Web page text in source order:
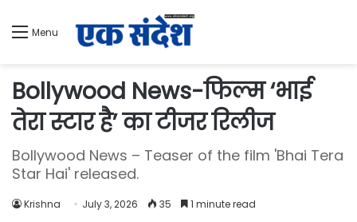
Menu
Bollywood News-फिल्म ‘भाई
तेरा स्टार है’ का टीजर रिलीज
Bollywood News – Teaser of the film 'Bhai Tera
Star Hai' released.
Krishna July 3, 2026 35 1 minute read